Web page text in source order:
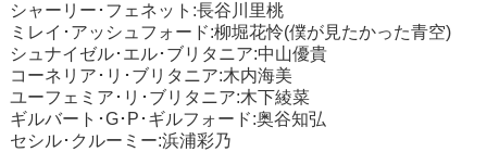
シャーリー･フェネット:長谷川里桃
ミレイ･アッシュフォード:柳堀花怜(僕が見たかった青空)
シュナイゼル･エル･ブリタニア:中山優貴
コーネリア･リ･ブリタニア:木内海美
ユーフェミア･リ･ブリタニア:木下綾菜
ギルバート･G･P･ギルフォード:奥谷知弘
セシル･クルーミー:浜浦彩乃